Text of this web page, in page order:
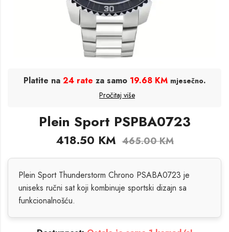
Platite na 24 rate za samo 19.68 KM mjesečno.
Pročitaj više
Plein Sport PSPBA0723
418.50 KM 465.00KM
Plein Sport Thunderstorm Chrono PSABA0723 je
uniseks ručni sat koji kombinuje sportski dizajn sa
funkcionalnošću.